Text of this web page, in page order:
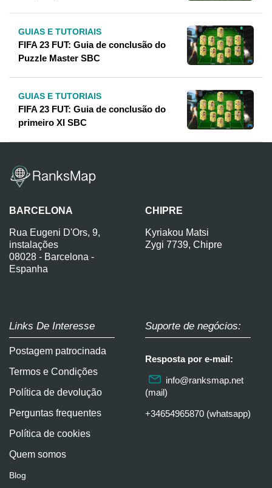
GUIAS E TUTORIAIS
FIFA 23 FUT: Guia de conclusão do
Puzzle Master SBC
GUIAS E TUTORIAIS
FIFA 23 FUT: Guia de conclusão do
primeiro XI SBC
BARCELONA
Rua Eugeni D'Ors, 9,
instalações
08028 - Barcelona -
Espanha
CHIPRE
Kyriakou Matsi
Zygi 7739, Chipre
Links De Interesse
Postagem patrocinada
Termos e Condições
Política de devolução
Perguntas frequentes
Política de cookies
Quem somos
Blog
Suporte de negócios:
Resposta por e-mail:
info@ranksmap.net
(mail)
+34654965870 (whatsapp)